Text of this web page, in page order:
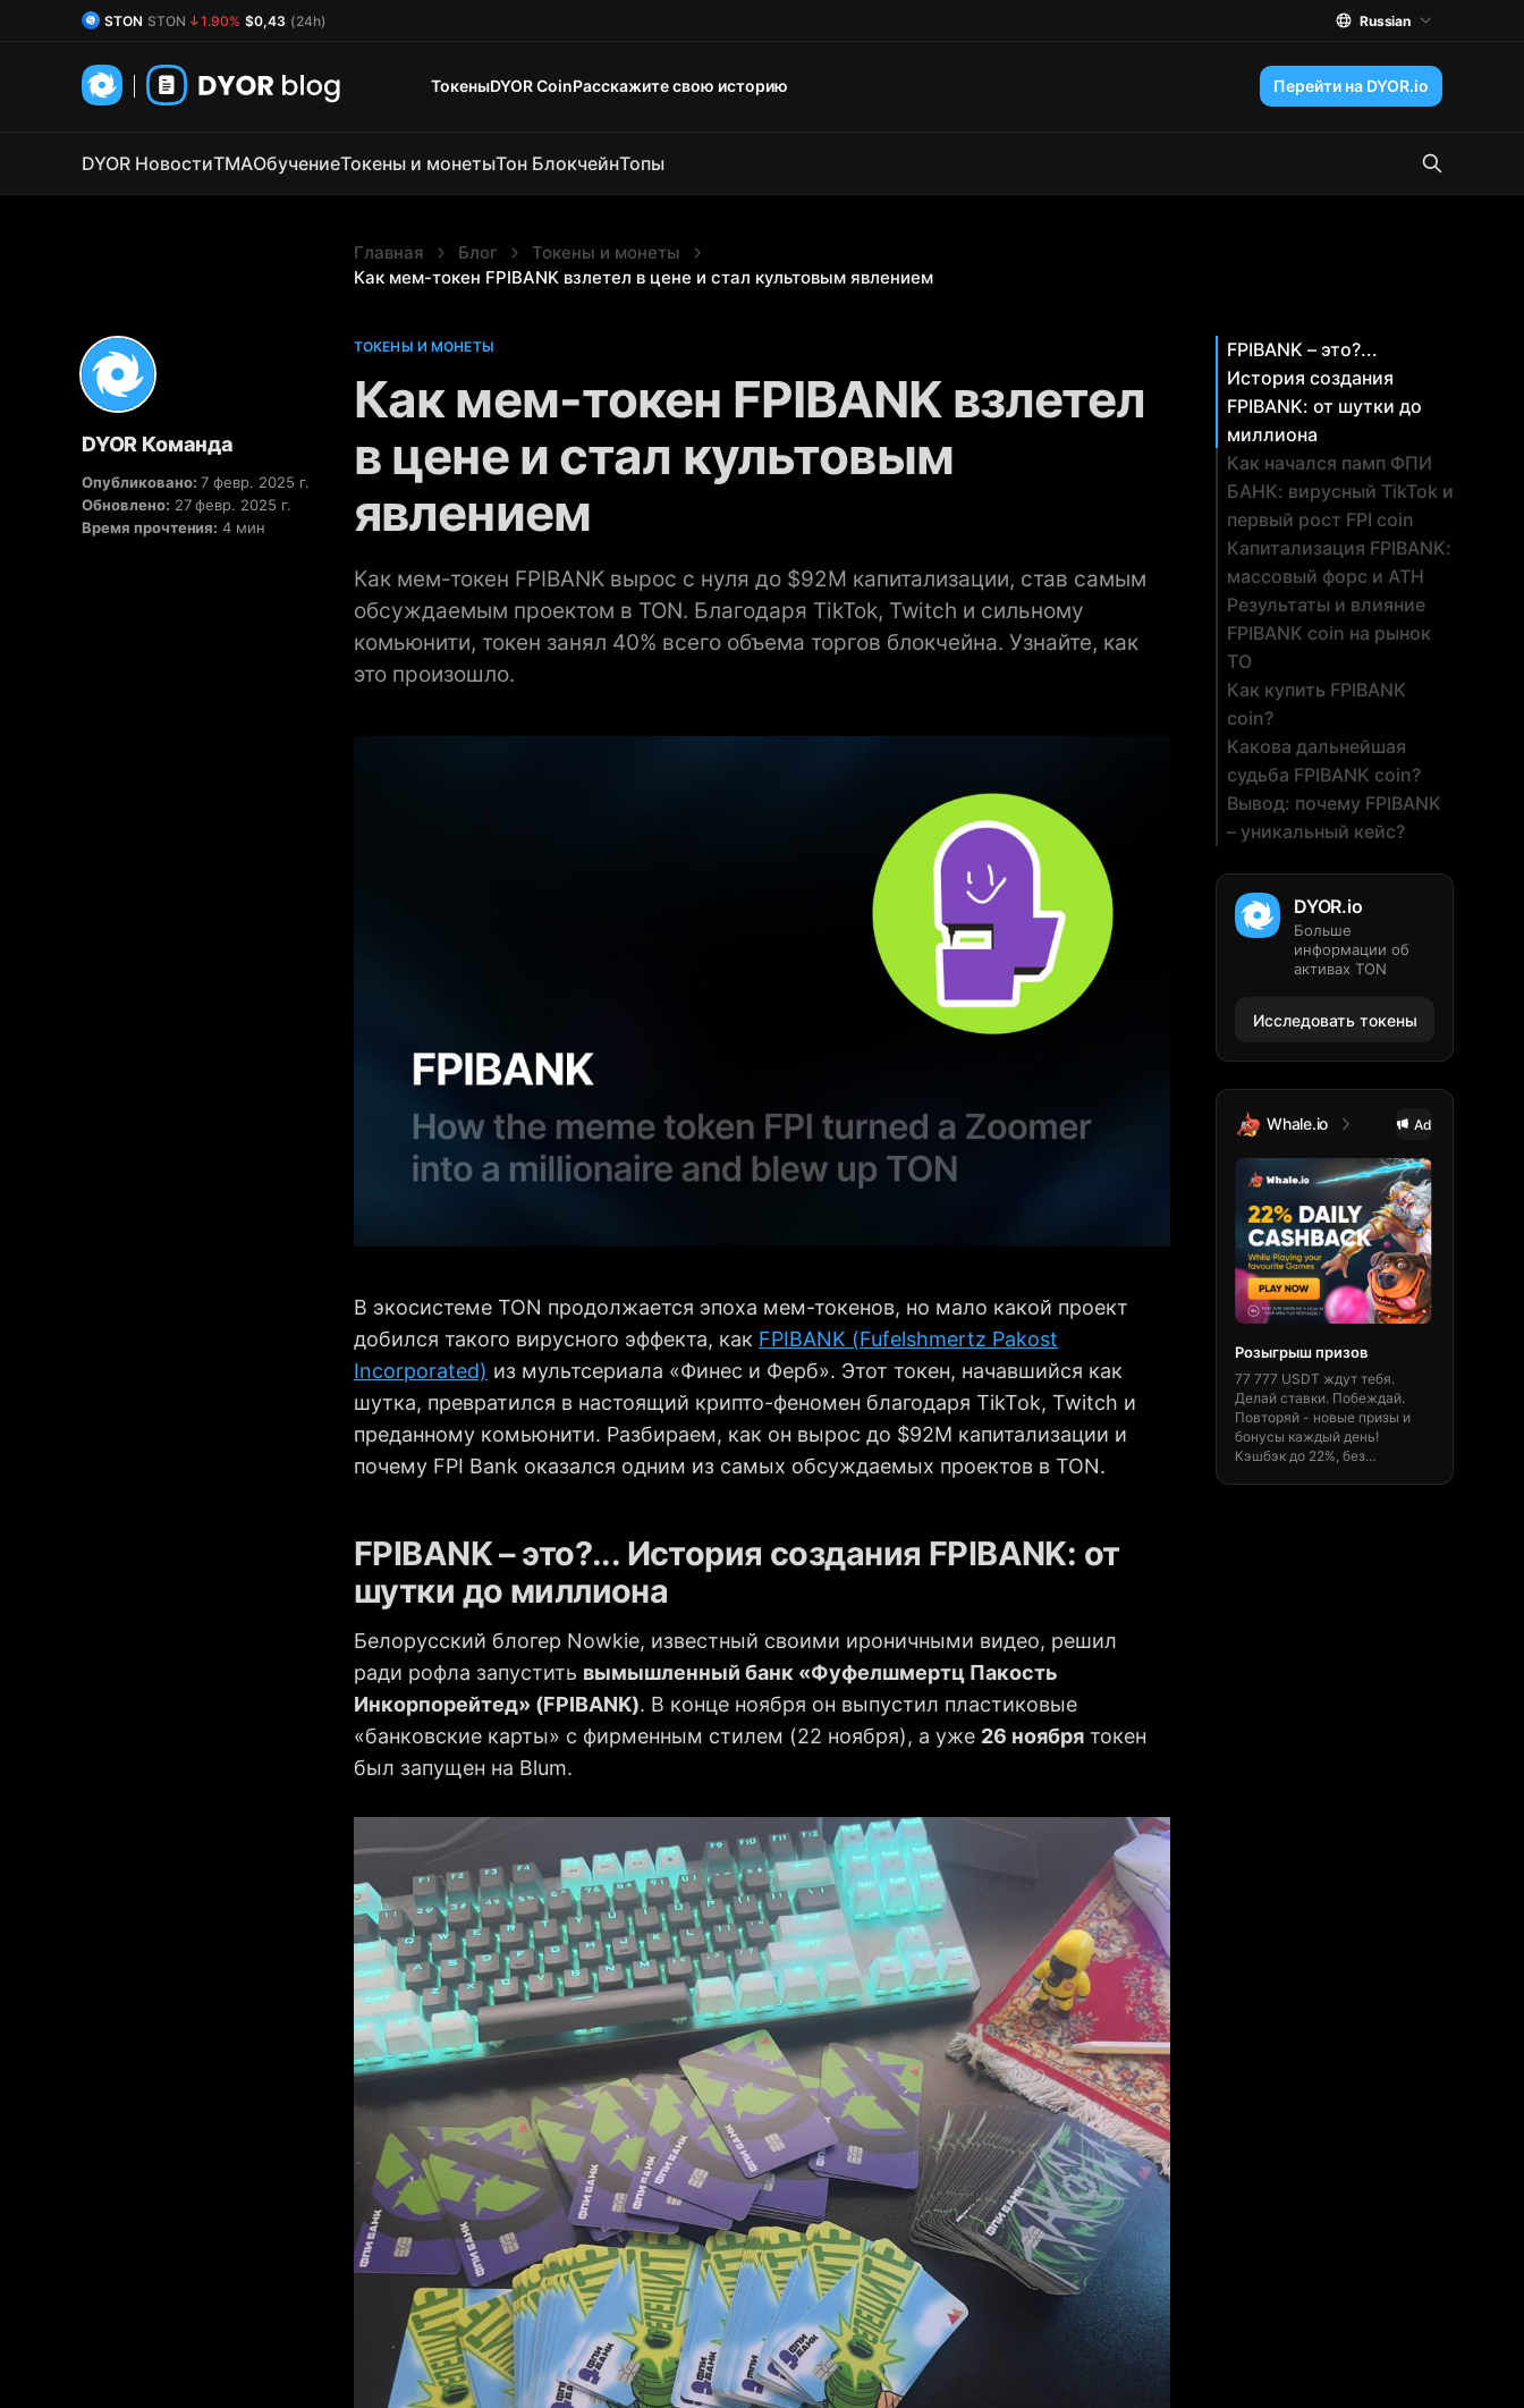
DYOR Coin DYOR 0.73% $0,54
Russian
ТокеныDYOR CoinРасскажите свою историю Перейти на DYOR.io
DYOR НовостиTMAОбучениеТокены и монетыТон БлокчейнТопы
Главная Блог
Токены и монеты
Как мем-токен FPIBANK взлетел в цене и стал культовым явлением
ТОКЕНЫ И МОНЕТЫ
Как мем-токен FPIBANK взлетел
в цене и стал культовым
явлением
DYOR Команда
Опубликовано: 7 февр. 2025 г.
Обновлено: 27 февр. 2025 г.
Время прочтения: 4 мин
FPIBANK – это?...
История создания
FPIBANK: от шутки до
миллиона
Как начался памп ФПИ
БАНК: вирусный TikTok и
первый рост FPI coin
Капитализация FPIBANK:
массовый форс и ATH
Результаты и влияние
FPIBANK coin на рынок
TO
Как купить FPIBANK
coin?
Какова дальнейшая
судьба FPIBANK coin?
Вывод: почему FPIBANK
– уникальный кейс?
DYOR.io
Больше
информации об
активах TON
Исследовать токены
Whale.io Ad
Розыгрыш призов
77 777 USDT ждут тебя.
Делай ставки. Побеждай.
Повторяй - новые призы и
бонусы каждый день!
Кэшбэк до 22%, без
Как мем-токен FPIBANK вырос с нуля до $92M капитализации, став самым
обсуждаемым проектом в TON. Благодаря TikTok, Twitch и сильному
комьюнити, токен занял 40% всего объема торгов блокчейна. Узнайте, как
это произошло.
В экосистеме TON продолжается эпоха мем-токенов, но мало какой проект
добился такого вирусного эффекта, как FPIBANK (Fufelshmertz Pakost
Incorporated) из мультсериала «Финес и Ферб». Этот токен, начавшийся как
шутка, превратился в настоящий крипто-феномен благодаря TikTok, Twitch и
преданному комьюнити. Разбираем, как он вырос до $92M капитализации и
почему FPI Bank оказался одним из самых обсуждаемых проектов в TON.
FPIBANK – это?... История создания FPIBANK: от
шутки до миллиона
Белорусский блогер Nowkie, известный своими ироничными видео, решил
ради рофла запустить вымышленный банк «Фуфелшмертц Пакость
Инкорпорейтед» (FPIBANK). В конце ноября он выпустил пластиковые
«банковские карты» с фирменным стилем (22 ноября), а уже 26 ноября токен
был запущен на Blum.